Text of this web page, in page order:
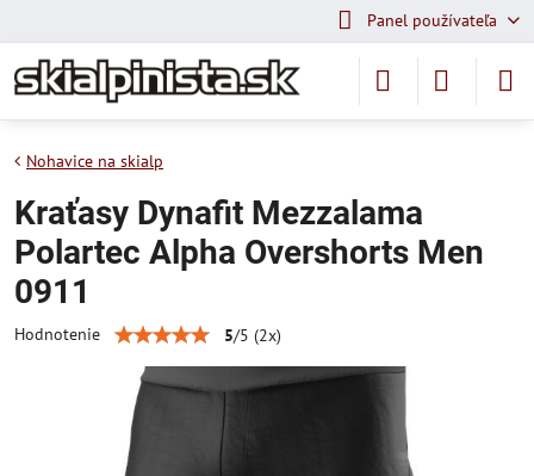
Panel používateľa
Nohavice na skialp
Kraťasy Dynafit Mezzalama
Polartec Alpha Overshorts Men
0911
Hodnotenie 5/5 (2x)